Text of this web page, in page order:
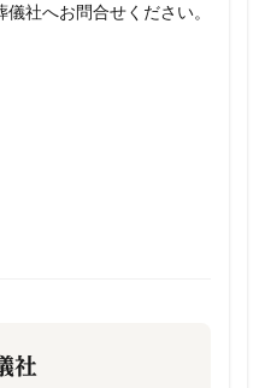
儀社へお問合せください。
社